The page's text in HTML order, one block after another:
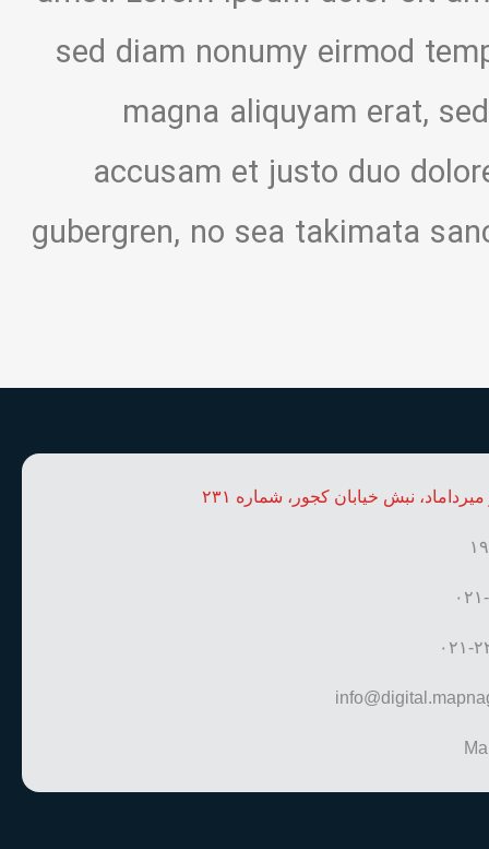
sed diam nonumy eirmod
magna aliquyam erat,
accusam et justo duo
gubergren, no sea takimata
میرداماد، نبش خیابان کجور، شماره ۲۳۱
۸